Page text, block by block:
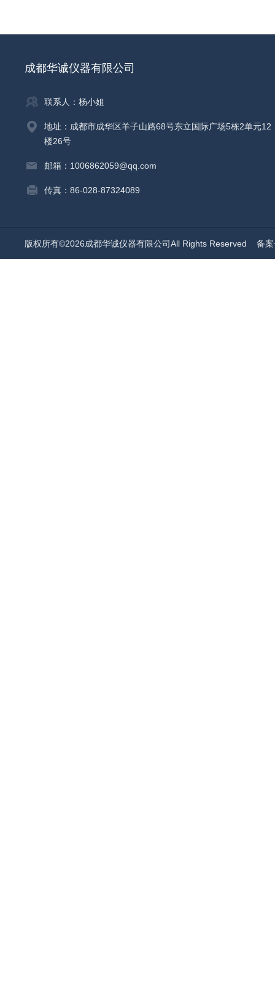
成都华诚仪器有限公司
联系人：杨小姐
地址：成都市成华区羊子山路68号东立国际广场5栋2单元12
楼26号
邮箱：1006862059@qq.com
传真：86-028-87324089
版权所有©2026成都华诚仪器有限公司All Rights Reserved 备